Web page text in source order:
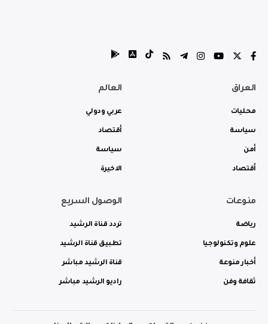
العراق
محليات
سياسة
أمن
أقتصاد
العالم
عربي ودولي
أقتصاد
سياسة
الاخيرة
منوعات
رياضة
علوم وتكنولوجيا
أخبار منوعة
ثقافة وفن
الوصول السريع
تردد قناة الرشيد
تطبيق قناة الرشيد
قناة الرشيد مباشر
راديو الرشيد مباشر